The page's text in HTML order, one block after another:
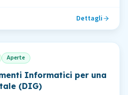
Dettagli
Aperte
Informatici per una
(DIG)